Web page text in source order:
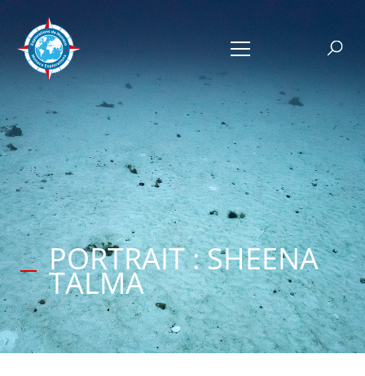
PORTRAIT : SHEENA
TALMA